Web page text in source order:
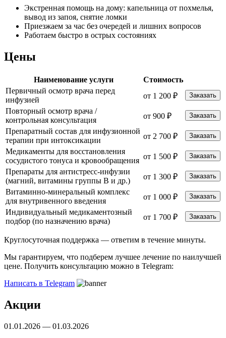
Экстренная помощь на дому: капельница от похмелья,
вывод из запоя, снятие ломки
Приезжаем за час без очередей и лишних вопросов
Работаем быстро в острых состояниях
Цены
Наименование услуги
Стоимость
Первичный осмотр врача перед
инфузией
от 1 200 ₽ Заказать
Повторный осмотр врача /
контрольная консультация
от 900 ₽ Заказать
Препаратный состав для инфузионной
терапии при интоксикации
от 2 700 ₽ Заказать
Медикаменты для восстановления
сосудистого тонуса и кровообращения от 1 500 ₽ Заказать
Препараты для антистресс-инфузии
(магний, витамины группы B и др.)
от 1 300 ₽ Заказать
Витаминно-минеральный комплекс
для внутривенного введения
от 1 000 ₽ Заказать
Индивидуальный медикаментозный
подбор (по назначению врача)
от 1 700 ₽ Заказать
Круглосуточная поддержка — ответим в течение минуты.
Мы гарантируем, что подберем лучшее лечение по наилучшей
цене. Получить консультацию можно в Telegram:
Написать в Telegram
Акции
01.01.2026 — 01.03.2026